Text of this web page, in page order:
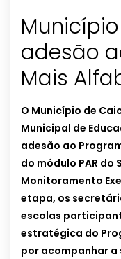
adesão
Mais
O Município de
Municipal de
adesão ao
do módulo PAR
Monitoramento
etapa, os
escolas
estratégica do
por acompanhar